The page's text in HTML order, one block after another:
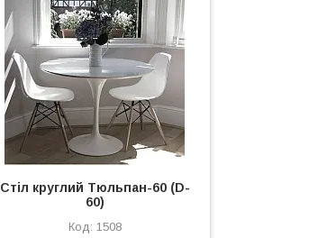
Стіл круглий Тюльпан-60 (D-
60)
1508